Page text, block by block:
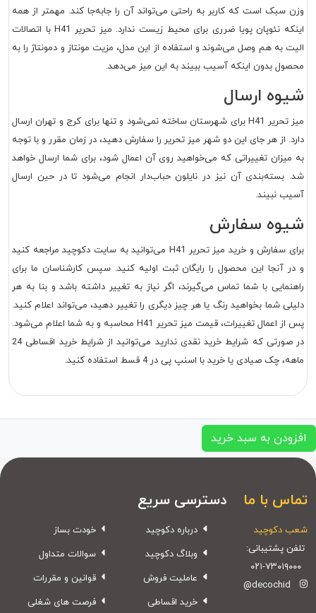
وزن سبک است که کاربر به راحتی می‌تواند آن را جابه‌جا کند. مهمتر از همه
اینکه نئوپان پویا ضرری برای محیط زیست ندارد. میز تحریر H41 با اتصالات
الیت به هم وصل می‌شوند و استفاده از این مدل، مزیت مونتاز و دمونتاژ را به
محصول بدون اینکه آسیب ببیند به این میز می‌دهد.
شیوه ارسال
میز تحریر H41 برای شهرستان ساخته نمی‌شود و تنها برای کرج و تهران ارسال
دارد. از هر جای این دو شهر میز تحریر را سفارش دهید، در زمان مقرر و با توجه
به میزان تغییراتی که می‌خواهید روی آن اعمال شود، برای شما ارسال خواهد
شد. بسته‌بندی آن نیز در نایلون حباب‌دار انجام می‌شود تا در حین ارسال
آسیب نبیند.
شیوه سفارش
برای سفارش و خرید میز تحریر H41 می‌توانید به سایت دکوچید مراجعه کنید
و در آنجا این محصول را رایگان ثبت اولیه کنید. سپس کارشناسان ما برای
راهنمایی با شما تماس می‌گیرند، اگر نیاز به تغییر داشته باشد و بنا به هر
دلیلی شما بخواهید رنگ یا هر چیز دیگری را تغییر دهید، می‌تواند اعلام کنید.
پس از اعمال تغییرات، قیمت میز تحریر H41 محاسبه و به شما اعلام می‌شود.
در صورتی که شرایط خرید نقدی ندارید می‌توانید از شرایط خرید اقساطی 24
ماهه، چک صیادی یا خرید با اسنپ پی در 4 قسط استفاده کنید.
افزودن به سبد خرید
تماس با ما
شعب دکوچید
تلفن پشتیبانی:
۰۲۱-۷۳۰۱۹۰۰۰
@decochid
دسترسی سریع
درباره دکوچید
وبلاگ دکوچید
عاملیت فروش
خرید اقساطی
خودت بساز
سوالات متداول
قوانین و مقررات
فرصت های شغلی